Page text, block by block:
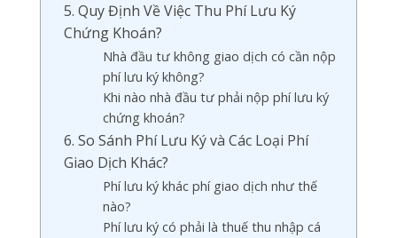
5. Quy Định Về Việc Thu Phí Lưu Ký
Chứng Khoán?
Nhà đầu tư không giao dịch có cần nộp
phí lưu ký không?
Khi nào nhà đầu tư phải nộp phí lưu ký
chứng khoán?
6. So Sánh Phí Lưu Ký và Các Loại Phí
Giao Dịch Khác?
Phí lưu ký khác phí giao dịch như thế
nào?
Phí lưu ký có phải là thuế thu nhập cá